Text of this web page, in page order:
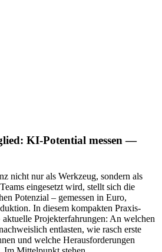
KI-Potential messen —
nicht nur als Werkzeug, sondern als
eingesetzt wird, stellt sich die
Potenzial – gemessen in Euro,
In diesem kompakten Praxis-
Projekterfahrungen: An welchen
entlasten, wie rasch erste
und welche Herausforderungen